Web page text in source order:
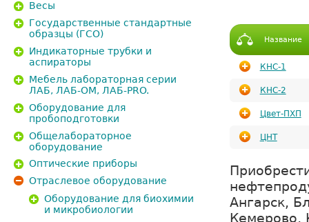
Название
КНС-1
КНС-2
Цвет-ПХП
ЦНТ
Ангарск,
Кемерово,
Весы
Государственные стандартные
образцы (ГСО)
Индикаторные трубки и
аспираторы
Мебель лабораторная серии
ЛАБ, ЛАБ-ОМ, ЛАБ-PRO.
Оборудование для
пробоподготовки
Общелабораторное
оборудование
Оптические приборы
Отраслевое оборудование
Оборудование для биохимии
и микробиологии